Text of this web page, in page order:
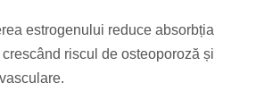
estrogenului reduce absorbția
riscul de osteoporoză și